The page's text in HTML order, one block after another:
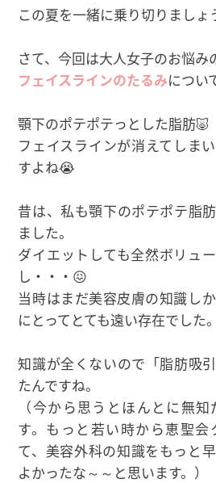
この夏を一緒に乗り切りましょ
さて、今回は大人女子のお悩み
フェイスラインのたるみについ
顎下のポテポテっとした脂肪🐷
フェイスラインが消えてしま
すよね😭
昔は、私も顎下のポテポテ脂
ました。
ダイエットしても全然ボリュ
し・・・😖
当時はまだ美容皮膚の知識し
にとってとても遠い存在でした。
知識が全くないので「脂肪吸
たんですね。
（今から思うとほんとに無
す。もっと若い時から恵聖
て、美容外科の知識をもっと
よかったな～～と思います。）